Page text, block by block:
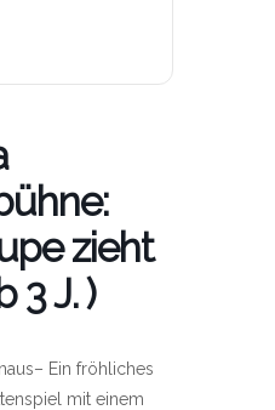
zieht
3 J. )
Ein fröhliches
mit einem